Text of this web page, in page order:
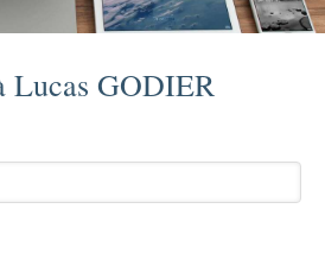
Lucas GODIER